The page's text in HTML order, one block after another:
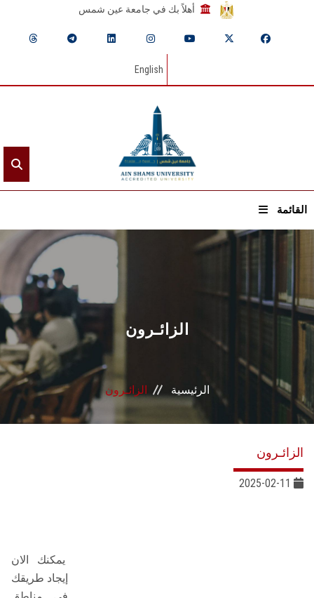
أهلاً بك في جامعة عين شمس
English
القائمة
الرئيسيـة
عن الجامعة
القطاعـات
الشئون الأكاديمية
البحث العلمي
الإعلام
الزائـرون
الرئيسية الزائـرون
الزائـرون
يمكنك الان
إيجاد طريقك